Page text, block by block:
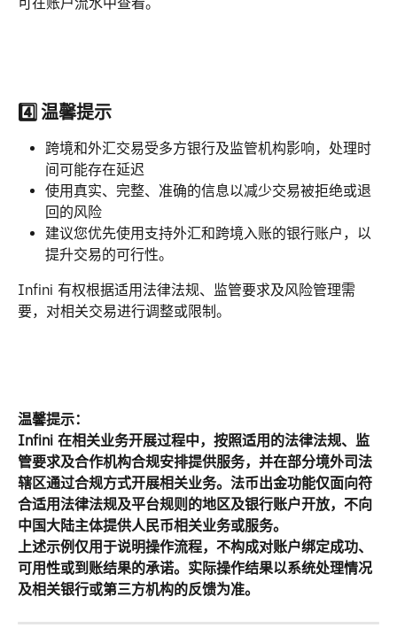
可在账户流水中查看。
4️⃣ 温馨提示
跨境和外汇交易受多方银行及监管机构影响，处理时
间可能存在延迟
使用真实、完整、准确的信息以减少交易被拒绝或退
回的风险
建议您优先使用支持外汇和跨境入账的银行账户，以
提升交易的可行性。
Infini 有权根据适用法律法规、监管要求及风险管理需
要，对相关交易进行调整或限制。
温馨提示：
Infini 在相关业务开展过程中，按照适用的法律法规、监
管要求及合作机构合规安排提供服务，并在部分境外司法
辖区通过合规方式开展相关业务。法币出金功能仅面向符
合适用法律法规及平台规则的地区及银行账户开放，不向
中国大陆主体提供人民币相关业务或服务。
上述示例仅用于说明操作流程，不构成对账户绑定成功、
可用性或到账结果的承诺。实际操作结果以系统处理情况
及相关银行或第三方机构的反馈为准。